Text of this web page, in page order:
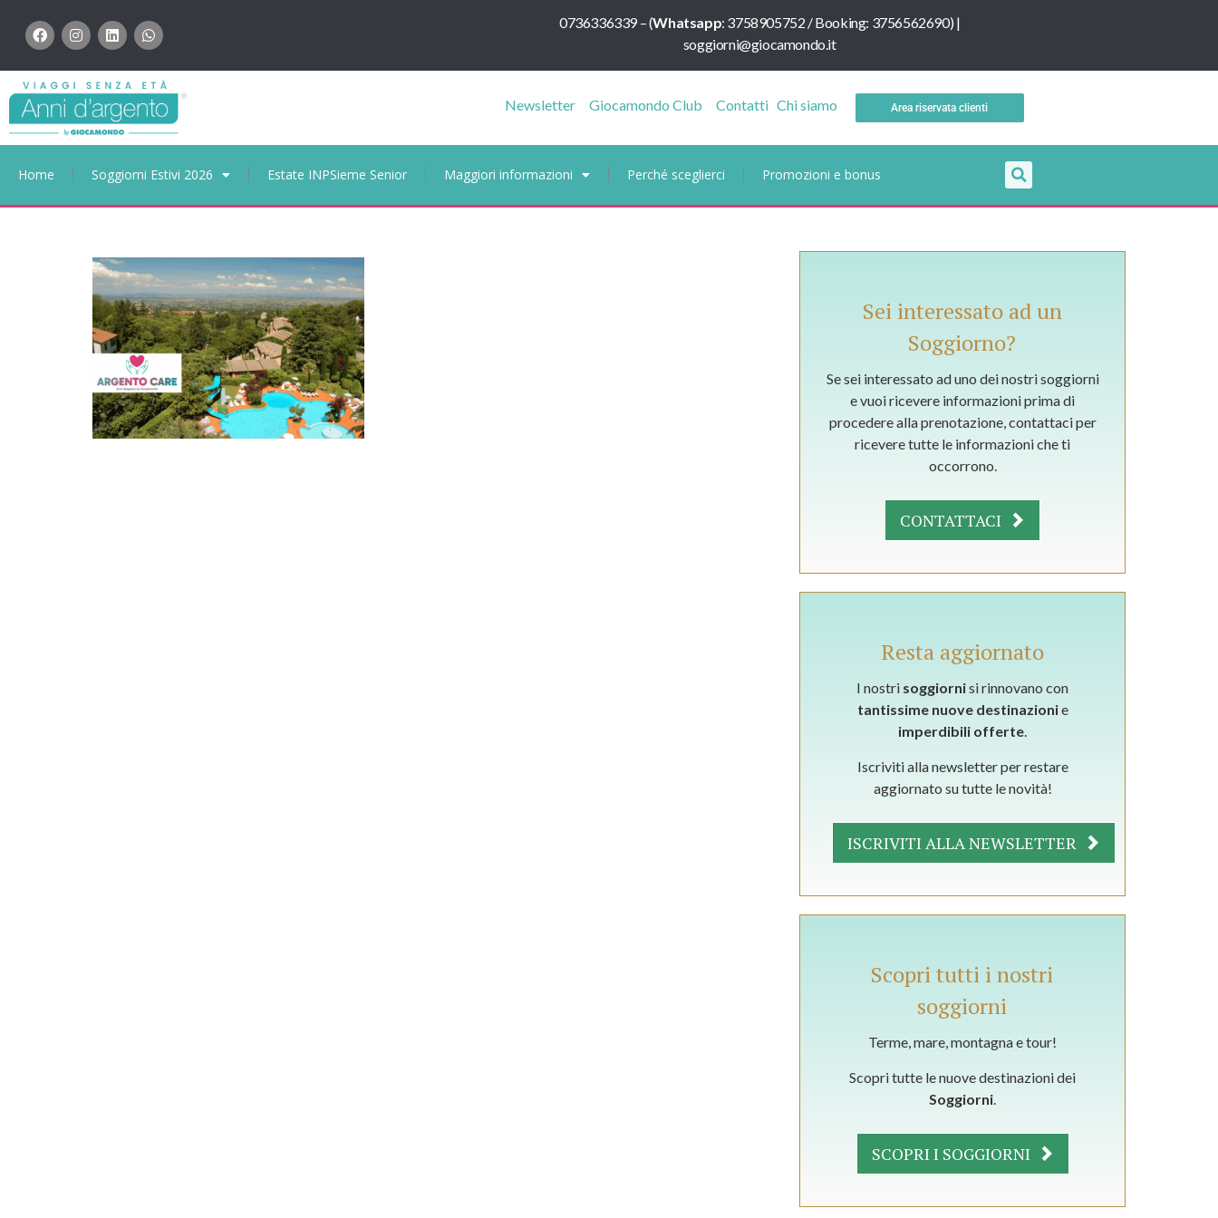
0736336339 –(Whatsapp: 3758905752 /Booking: 3756562690) |
soggiorni@giocamondo.it
Newsletter Giocamondo Club Contatti Chi siamo Area riservata clienti
Home Soggiorni Estivi 2026 Estate INPSieme Senior Maggiori informazioni Perché sceglierci Promozioni e bonus
Sei interessato ad un
Soggiorno?
Se sei interessato ad uno dei nostri soggiorni
e vuoi ricevere informazioni prima di
procedere alla prenotazione, contattaci per
ricevere tutte le informazioni che ti
occorrono.
CONTATTACI
Resta aggiornato
I nostri soggiornisi rinnovano con
tantissime nuove destinazionie
imperdibili offerte
Iscriviti alla newsletter per restare
aggiornato su tutte le novità!
ISCRIVITI ALLA NEWSLETTER
Scopri tutti i nostri
soggiorni
Terme, mare, montagna e tour!
Scopri tutte le nuove destinazioni dei
Soggiorni
SCOPRI I SOGGIORNI